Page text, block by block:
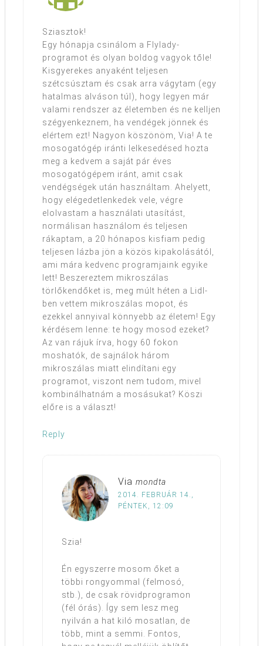
Sziasztok!
Egy hónapja csinálom a Flylady-
programot és olyan boldog vagyok tőle!
Kisgyerekes anyaként teljesen
szétcsúsztam és csak arra vágytam (egy
hatalmas alváson túl), hogy legyen már
valami rendszer az életemben és ne kelljen
szégyenkeznem, ha vendégek jönnek és
elértem ezt! Nagyon köszönöm, Via! A te
mosogatógép iránti lelkesedésed hozta
meg a kedvem a saját pár éves
mosogatógépem iránt, amit csak
vendégségek után használtam. Ahelyett,
hogy elégedetlenkedek vele, végre
elolvastam a használati utasítást,
normálisan használom és teljesen
rákaptam, a 20 hónapos kisfiam pedig
teljesen lázba jön a közös kipakolásától,
ami mára kedvenc programjaink egyike
lett! Beszereztem mikroszálas
törlőkendőket is, meg múlt héten a Lidl-
ben vettem mikroszálas mopot, és
ezekkel annyival könnyebb az életem! Egy
kérdésem lenne: te hogy mosod ezeket?
Az van rájuk írva, hogy 60 fokon
moshatók, de sajnálok három
mikroszálas miatt elindítani egy
programot, viszont nem tudom, mivel
kombinálhatnám a mosásukat? Köszi
előre is a választ!
Reply
Via mondta
2014. FEBRUÁR 14.,
PÉNTEK, 12:09
Szia!
Én egyszerre mosom őket a
többi rongyommal (felmosó,
stb.), de csak rövidprogramon
(fél órás). Így sem lesz meg
nyilván a hat kiló mosatlan, de
több, mint a semmi. Fontos,